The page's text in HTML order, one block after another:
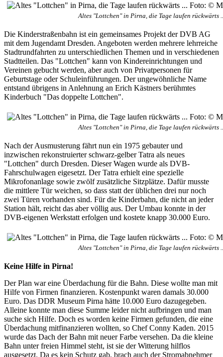
Altes "Lottchen" in Pirna, die Tage laufen
Die Kinderstraßenbahn ist ein gemeinsames Projekt der DVB AG
mit dem Jugendamt Dresden. Angeboten werden mehrere lehrreiche
Stadtrundfahrten zu unterschiedlichen Themen und in verschiedenen
Stadtteilen. Das "Lottchen" kann von Kindereinrichtungen und
Vereinen gebucht werden, aber auch von Privatpersonen für
Geburtstage oder Schuleinführungen. Der ungewöhnliche Name
entstand übrigens in Anlehnung an Erich Kästners berühmtes
Kinderbuch "Das doppelte Lottchen".
Altes "Lottchen" in Pirna, die Tage laufen
Nach der Ausmusterung fährt nun ein 1975 gebauter und
inzwischen rekonstruierter schwarz-gelber Tatra als neues
"Lottchen" durch Dresden. Dieser Wagen wurde als DVB-
Fahrschulwagen eigesetzt. Der Tatra erhielt eine spezielle
Mikrofonanlage sowie zwölf zusätzliche Sitzplätze. Dafür musste
die mittlere Tür weichen, so dass statt der üblichen drei nur noch
zwei Türen vorhanden sind. Für die Kinderbahn, die nicht an jeder
Station hält, reicht das aber völlig aus. Der Umbau konnte in der
DVB-eigenen Werkstatt erfolgen und kostete knapp 30.000 Euro.
Altes "Lottchen" in Pirna, die Tage laufen
Keine Hilfe in Pirna!
Der Plan war eine Überdachung für die Bahn. Diese wollte man mit
Hilfe von Firmen finanzieren. Kostenpunkt waren damals 30.000
Euro. Das DDR Museum Pirna hätte 10.000 Euro dazugegeben.
Alleine konnte man diese Summe leider nicht aufbringen und man
suche sich Hilfe. Doch es worden keine Firmen gefunden, die eine
Überdachung mitfinanzieren wollten, so Chef Conny Kaden. 2015
wurde das Dach der Bahn mit neuer Farbe versehen. Da die kleine
Bahn unter freien Himmel steht, ist sie der Witterung hilflos
ausgesetzt. Da es kein Schutz gab, brach auch der Stromabnehmer